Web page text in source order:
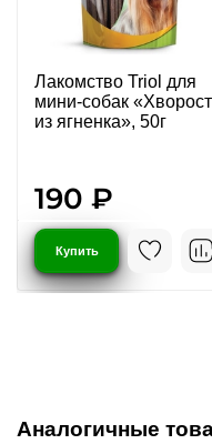
Лакомство Triol для
мини-собак «Хворост
из ягненка», 50г
190 ₽
Купить
Аналогичные